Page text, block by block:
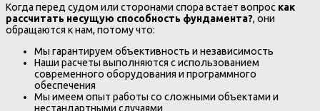
Когда перед судом или сторонами спора встает вопрос как
рассчитать несущую способность фундамента?, они
обращаются к нам, потому что:
Мы гарантируем объективность и независимость
Наши расчеты выполняются с использованием
современного оборудования и программного
обеспечения
Мы имеем опыт работы со сложными объектами и
нестандартными случаями